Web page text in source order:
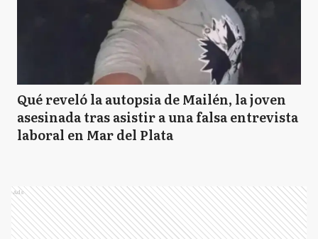
Qué reveló la autopsia de Mailén, la joven
asesinada tras asistir a una falsa entrevista
laboral en Mar del Plata
Ads